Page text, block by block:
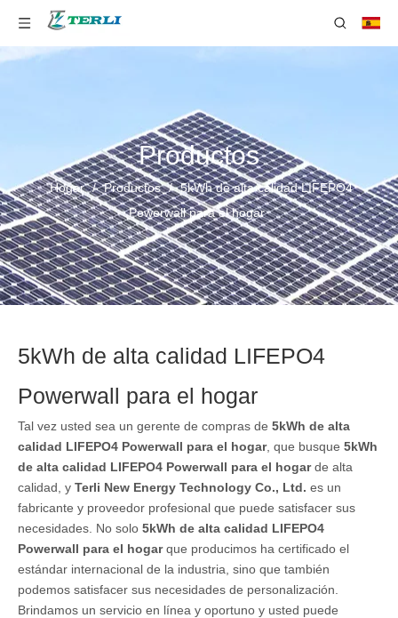
Productos
Hogar / Productos / 5kWh de alta calidad LIFEPO4
Powerwall para el hogar
5kWh de alta calidad LIFEPO4
Powerwall para el hogar
Tal vez usted sea un gerente de compras de 5kWh de alta
calidad LIFEPO4 Powerwall para el hogar, que busque 5kWh
de alta calidad LIFEPO4 Powerwall para el hogarde alta
calidad, y Terli New Energy Technology Co., Ltd. es un
fabricante y proveedor profesional que puede satisfacer sus
necesidades. No solo 5kWh de alta calidad LIFEPO4
Powerwall para el hogarque producimos ha certificado el
estándar internacional de la industria, sino que también
podemos satisfacer sus necesidades de personalización.
Brindamos un servicio en línea y oportuno y usted puede